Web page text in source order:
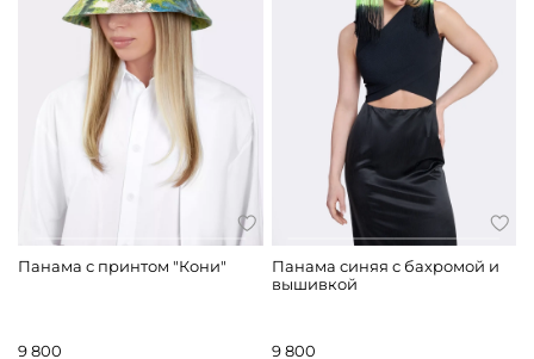
Панама с принтом "Кони"
9 800
Панама синяя с бахромой и
вышивкой
9 800